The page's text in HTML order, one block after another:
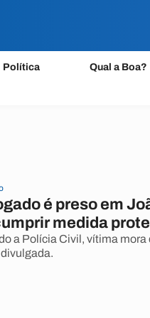
Política Qual a Boa?
é preso em
medida
a Polícia Civil, vítima